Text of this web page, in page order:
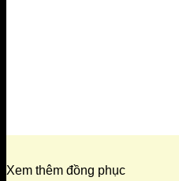
Xem thêm đồng phục